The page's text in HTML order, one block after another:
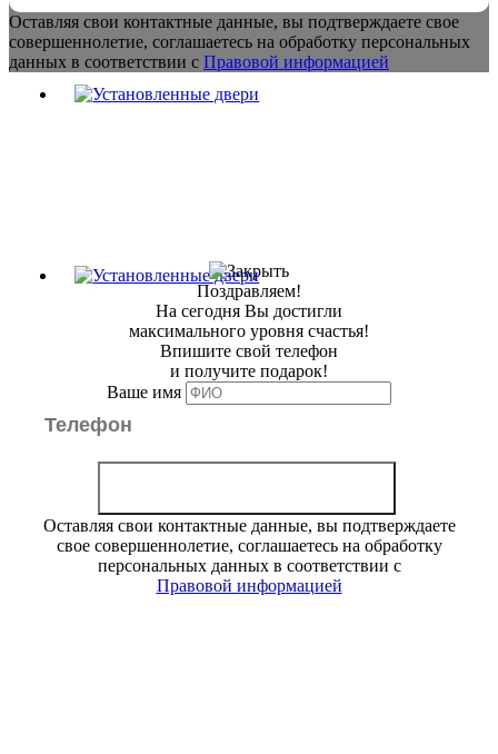
Оставляя свои контактные данные, вы подтверждаете свое
совершеннолетие, соглашаетесь на обработку персональных
данных в соответствии с Правовой информацией
Поздравляем!
На сегодня Вы достигли
максимального уровня счастья!
Впишите свой телефон
и получите подарок!
Ваше имя
Оставляя свои контактные данные, вы подтверждаете
свое совершеннолетие, соглашаетесь на обработку
персональных данных в соответствии с
Правовой информацией